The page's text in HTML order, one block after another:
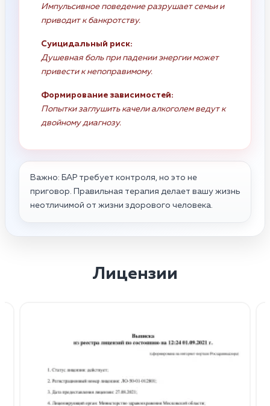
Импульсивное поведение разрушает семьи и
приводит к банкротству.
Суицидальный риск:
Душевная боль при падении энергии может
привести к непоправимому.
Формирование зависимостей:
Попытки заглушить качели алкоголем ведут к
двойному диагнозу.
Важно: БАР требует контроля, но это не
приговор. Правильная терапия делает вашу жизнь
неотличимой от жизни здорового человека.
Лицензии